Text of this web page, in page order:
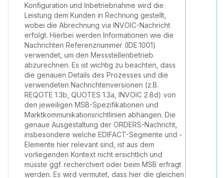
Konfiguration und Inbetriebnahme wird die
Leistung dem Kunden in Rechnung gestellt,
wobei die Abrechnung via INVOIC-Nachricht
erfolgt. Hierbei werden Informationen wie die
Nachrichten Referenznummer (IDE:1001)
verwendet, um den Messstellenbetrieb
abzurechnen. Es ist wichtig zu beachten, dass
die genauen Details des Prozesses und die
verwendeten Nachrichtenversionen (z.B.
REQOTE 1.3b, QUOTES 1.3a, INVOIC 2.8d) von
den jeweiligen MSB-Spezifikationen und
Marktkommunikationsrichtlinien abhängen. Die
genaue Ausgestaltung der ORDERS-Nachricht,
insbesondere welche EDIFACT-Segmente und -
Elemente hier relevant sind, ist aus dem
vorliegenden Kontext nicht ersichtlich und
müsste ggf. recherchiert oder beim MSB erfragt
werden. Es wird vermutet, dass hier die gleichen